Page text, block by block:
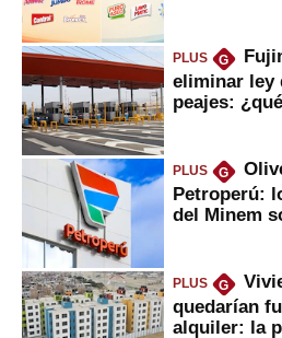
PLUS G
eliminar ley
peajes:
PLUS G
Petroperú:
del Minem
PLUS G
quedarían
alquiler: la